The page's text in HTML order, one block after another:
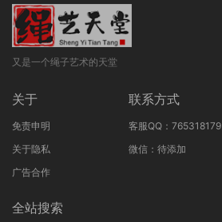
又是一个绳子艺术的天堂
关于
免责申明
关于隐私
广告合作
联系方式
客服QQ：765318179
微信：待添加
全站搜索